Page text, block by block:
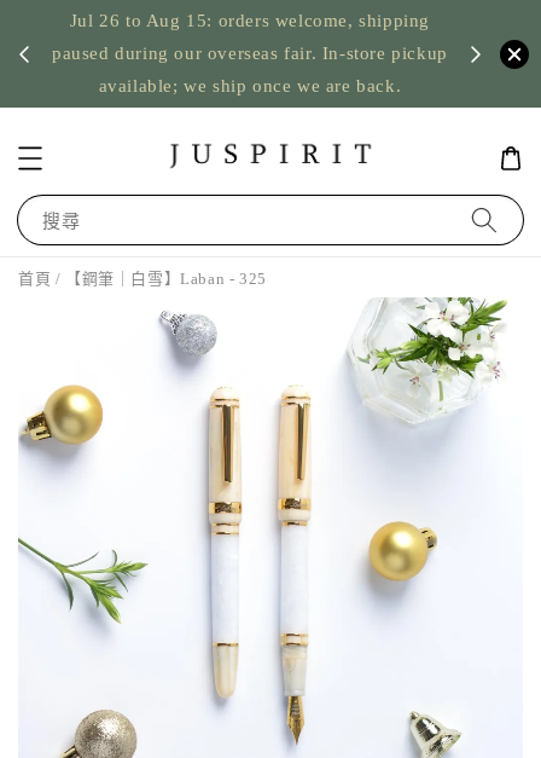
Jul 26 to Aug 15: orders welcome, shipping
paused during our overseas fair. In-store pickup
available; we ship once we are back.
US
搜尋
首頁 / 【鋼筆｜白雪】Laban - 325